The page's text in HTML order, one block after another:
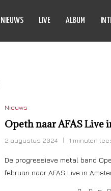
NIEUWS LIVE ALBUM
Nieuws
Opeth naar AFAS Live
2 augustus 2024 1 minuten
De progressieve metal band
februari naar AFAS Live in